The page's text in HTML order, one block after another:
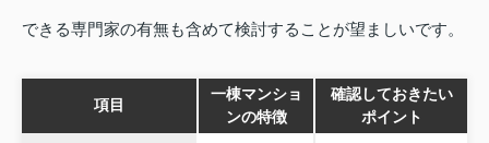
できる専門家の有無も含めて検討することが望ましいです。
項目
一棟マンショ
ンの特徴
確認しておきたい
ポイント